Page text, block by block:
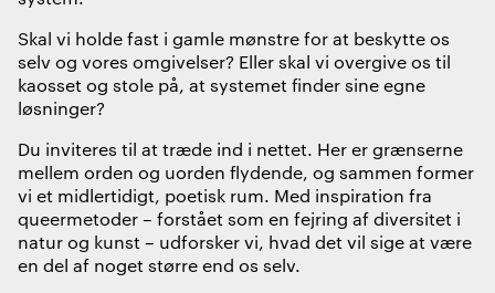
Skal vi holde fast i gamle mønstre for at beskytte os
selv og vores omgivelser? Eller skal vi overgive os til
kaosset og stole på, at systemet finder sine egne
løsninger?
Du inviteres til at træde ind i nettet. Her er grænserne
mellem orden og uorden flydende, og sammen former
vi et midlertidigt, poetisk rum. Med inspiration fra
queermetoder – forstået som en fejring af diversitet i
natur og kunst – udforsker vi, hvad det vil sige at være
en del af noget større end os selv.